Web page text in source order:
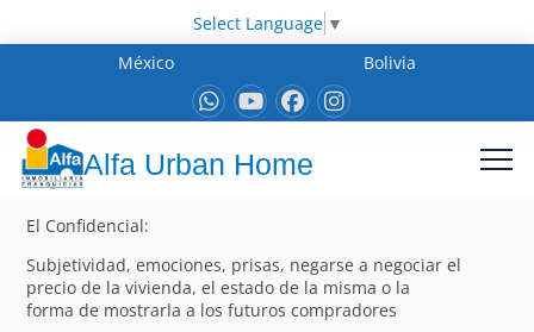
Select Language ▼
México
Bolivia
Alfa Urban Home
El Confidencial:
Subjetividad, emociones, prisas, negarse a negociar el
precio de la vivienda, el estado de la misma o la
forma de mostrarla a los futuros compradores